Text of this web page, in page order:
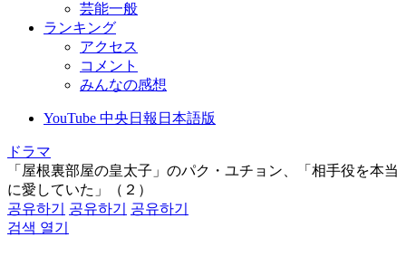
芸能一般
ランキング
アクセス
コメント
みんなの感想
YouTube 中央日報日本語版
ドラマ
「屋根裏部屋の皇太子」のパク・ユチョン、「相手役を本当
に愛していた」（２）
공유하기
공유하기
공유하기
검색 열기